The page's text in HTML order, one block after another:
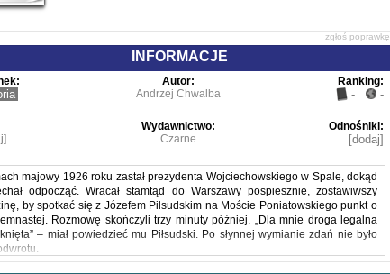
zgłoś poprawkę
INFORMACJE
Autor:
Andrzej Chwalba
Ranking:
- -
Wydawnictwo:
Czarne
Odnośniki:
[dodaj]
majowy 1926 roku zastał prezydenta Wojciechowskiego w Spale, dokąd
odpocząć. Wracał stamtąd do Warszawy pospiesznie, zostawiwszy
by spotkać się z Józefem Piłsudskim na Moście Poniatowskiego punkt o
Rozmowę skończyli trzy minuty później. „Dla mnie droga legalna
– miał powiedzieć mu Piłsudski. Po słynnej wymianie zdań nie było